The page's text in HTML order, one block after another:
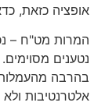
אופציה כזאת,
המרות מט"ח –
נטענים מסוימים.
בהרבה מהעמלות
אלטרנטיבות ולא